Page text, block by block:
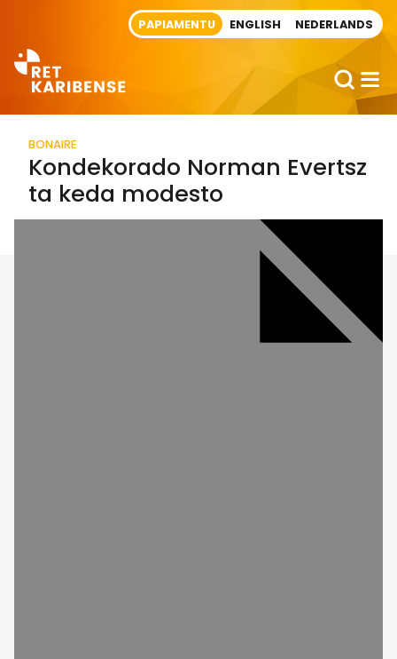
PAPIAMENTU ENGLISH NEDERLANDS
BONAIRE
Kondekorado Norman Evertsz
ta keda modesto